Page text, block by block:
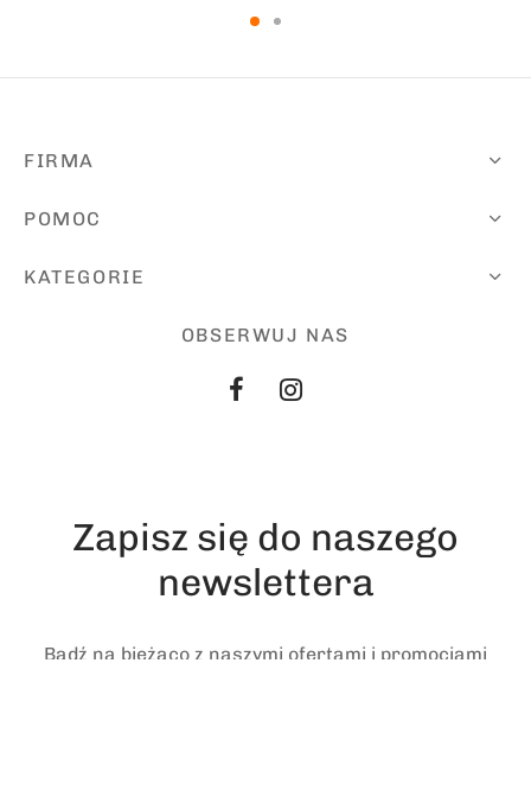
FIRMA
POMOC
KATEGORIE
OBSERWUJ NAS
Zapisz się do naszego
newslettera
Bądź na bieżąco z naszymi ofertami i promocjami